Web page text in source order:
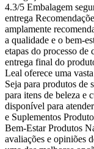
4.3/5 Embalagem
entrega
amplamente
a qualidade e o bem-
etapas do processo de
entrega final do
Leal oferece uma
Seja para produtos de
para itens de beleza e
disponível para
e Suplementos
Bem-Estar Produtos
avaliações e opiniões